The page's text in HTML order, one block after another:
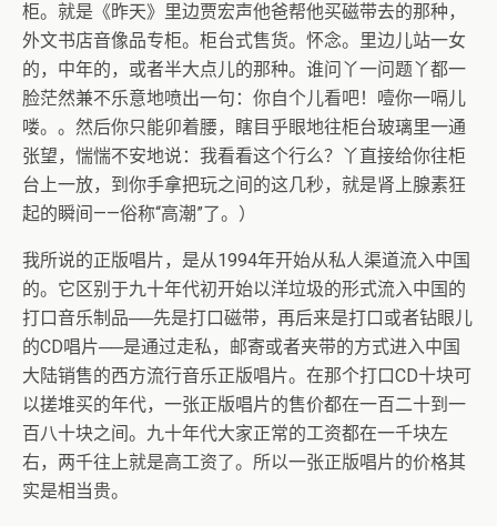
柜。就是《昨天》里边贾宏声他爸帮他买磁带去的那种，
外文书店音像品专柜。柜台式售货。怀念。里边儿站一女
的，中年的，或者半大点儿的那种。谁问丫一问题丫都一
脸茫然兼不乐意地喷出一句：你自个儿看吧！噎你一嗝儿
喽。。然后你只能卯着腰，瞎目乎眼地往柜台玻璃里一通
张望，惴惴不安地说：我看看这个行么？丫直接给你往柜
台上一放，到你手拿把玩之间的这几秒，就是肾上腺素狂
起的瞬间——俗称“高潮”了。）
我所说的正版唱片，是从1994年开始从私人渠道流入中国
的。它区别于九十年代初开始以洋垃圾的形式流入中国的
打口音乐制品──先是打口磁带，再后来是打口或者钻眼儿
的CD唱片──是通过走私，邮寄或者夹带的方式进入中国
大陆销售的西方流行音乐正版唱片。在那个打口CD十块可
以搓堆买的年代，一张正版唱片的售价都在一百二十到一
百八十块之间。九十年代大家正常的工资都在一千块左
右，两千往上就是高工资了。所以一张正版唱片的价格其
实是相当贵。